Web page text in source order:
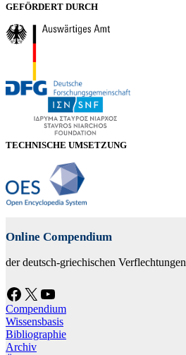
GEFÖRDERT DURCH
TECHNISCHE UMSETZUNG
Online Compendium
der deutsch-griechischen Verflechtungen
Facebook X YouTube
Compendium
Wissensbasis
Bibliographie
Archiv